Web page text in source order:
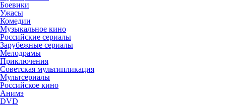
Боевики
Ужасы
Комедии
Музыкальное кино
Российские сериалы
Зарубежные сериалы
Мелодрамы
Приключения
Советская мультипликация
Мультсериалы
Российское кино
Анимэ
DVD